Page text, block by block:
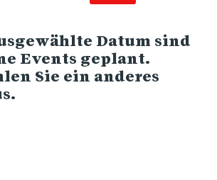
Datum sind
Events geplant.
Sie ein anderes